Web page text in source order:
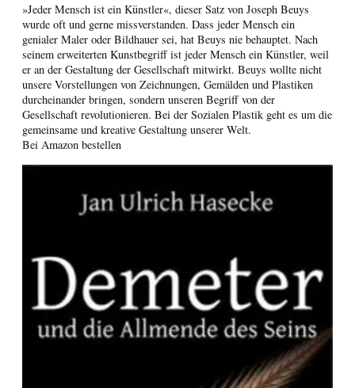
»Jeder Mensch ist ein Künstler«, dieser Satz von Joseph Beuys
wurde oft und gerne missverstanden. Dass jeder Mensch ein
genialer Maler oder Bildhauer sei, hat Beuys nie behauptet. Nach
seinem erweiterten Kunstbegriff ist jeder Mensch ein Künstler, weil
er an der Gestaltung der Gesellschaft mitwirkt. Beuys wollte nicht
unsere Vorstellungen von Zeichnungen, Gemälden und Plastiken
durcheinander bringen, sondern unseren Begriff von der
Gesellschaft revolutionieren. Bei der Sozialen Plastik geht es um die
gemeinsame und kreative Gestaltung unserer Welt.
Bei Amazon bestellen